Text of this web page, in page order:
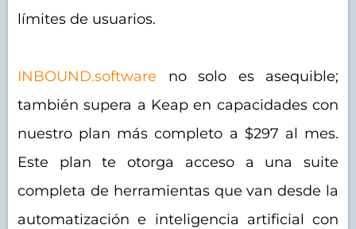
límites de usuarios.
INBOUND.software no solo es asequible;
también supera a Keap en capacidades con
nuestro plan más completo a $297 al mes.
Este plan te otorga acceso a una suite
completa de herramientas que van desde la
automatización e inteligencia artificial con